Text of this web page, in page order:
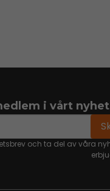
i vårt
och ta del av våra